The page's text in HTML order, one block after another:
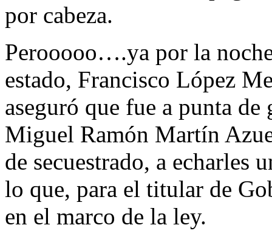
por cabeza.
Perooooo….ya por la
estado, Francisco López
aseguró que fue a punta
Miguel Ramón Martín
de secuestrado, a echarles
lo que, para el titular de
en el marco de la ley.